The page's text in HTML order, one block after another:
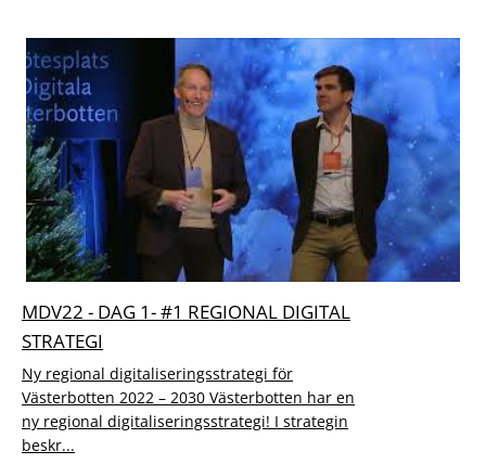
MDV22 - DAG 1- #1 REGIONAL DIGITAL
STRATEGI
Ny regional digitaliseringsstrategi för
Västerbotten 2022 – 2030 Västerbotten har en
ny regional digitaliseringsstrategi! I strategin
beskr...